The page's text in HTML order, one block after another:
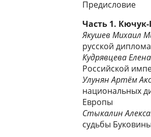
Предисловие
Часть 1.
Якушев Михаил
русской
Кудрявцева
Российской
Улунян Артём
национальных
Европы
Стыкалин
судьбы